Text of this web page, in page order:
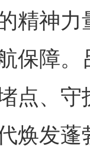
精神
保障
点、
焕发蓬